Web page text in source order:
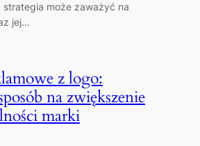
strategia może zaważyć na
jej…
z logo:
na zwiększenie
marki